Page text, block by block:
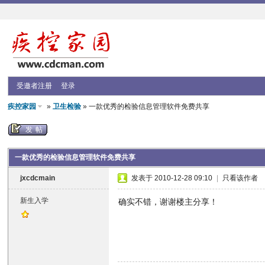
受邀者注册 登录
疾控家园 »卫生检验» 一款优秀的检验信息管理软件免费共享
发帖
一款优秀的检验信息管理软件免费共享
jxcdcmain
新生入学
发表于 2010-12-28 09:10 只看该作者
确实不错，谢谢楼主分享！